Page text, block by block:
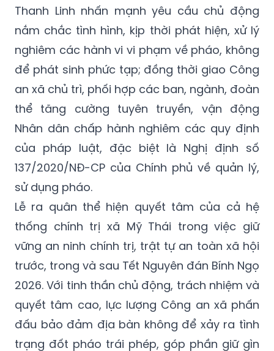
Thanh Linh nhấn mạnh yêu cầu chủ động
nắm chắc tình hình, kịp thời phát hiện, xử lý
nghiêm các hành vi vi phạm về pháo, không
để phát sinh phức tạp; đồng thời giao Công
an xã chủ trì, phối hợp các ban, ngành, đoàn
thể tăng cường tuyên truyền, vận động
Nhân dân chấp hành nghiêm các quy định
của pháp luật, đặc biệt là Nghị định số
137/2020/NĐ-CP của Chính phủ về quản lý,
sử dụng pháo.
Lễ ra quân thể hiện quyết tâm của cả hệ
thống chính trị xã Mỹ Thái trong việc giữ
vững an ninh chính trị, trật tự an toàn xã hội
trước, trong và sau Tết Nguyên đán Bính Ngọ
2026. Với tinh thần chủ động, trách nhiệm và
quyết tâm cao, lực lượng Công an xã phấn
đấu bảo đảm địa bàn không để xảy ra tình
trạng đốt pháo trái phép, góp phần giữ gìn